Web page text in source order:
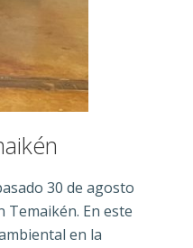
30 de agosto
Temaikén. En este
en la